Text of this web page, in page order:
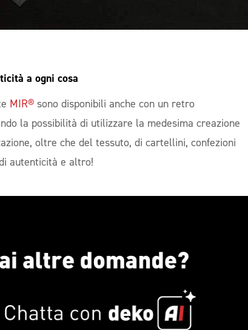
a ogni cosa
MIR® sono disponibili anche con un retro
la possibilità di utilizzare la medesima creazione
oltre che del tessuto, di cartellini, confezioni
autenticità e altro!